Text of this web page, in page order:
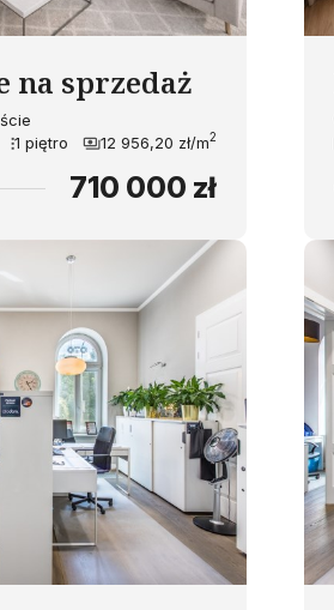
na sprzedaż
1 piętro 12 956,20 zł/m2
710 000 zł